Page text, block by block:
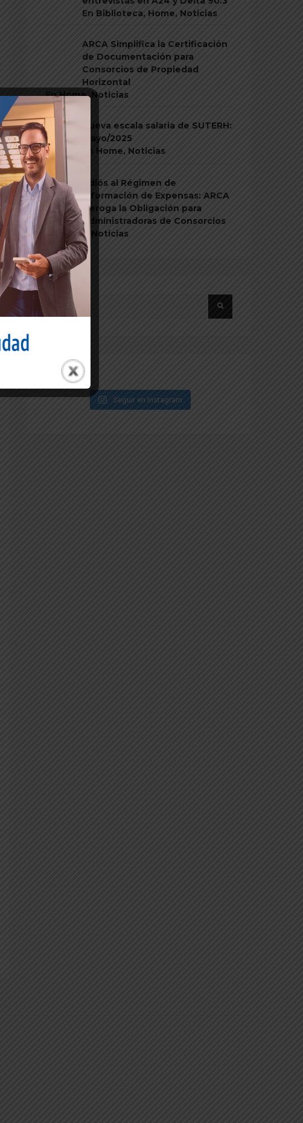
En Biblioteca, Home, Noticias
ARCA Simplifica la Certificación
de Documentación para
Consorcios de Propiedad
Horizontal
EnHome,Noticias
Nueva escala salaria de SUTERH:
mayo/2025
Home, Noticias
Adiós al Régimen de
Información de Expensas: ARCA
Deroga la Obligación para
Administradoras de Consorcios
Home Noticias
Seguir en Instagram